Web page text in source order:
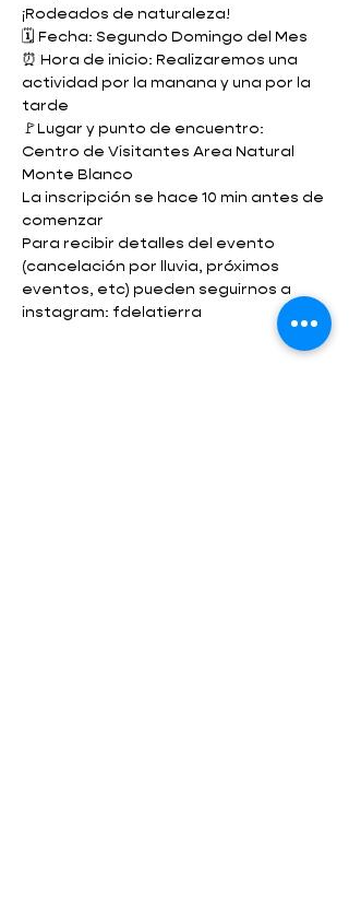
¡Rodeados de naturaleza!
🗓️ Fecha: Segundo Domingo del Mes
⏰ Hora de inicio: Realizaremos una
actividad por la manana y una por la
tarde
🚩Lugar y punto de encuentro:
Centro de Visitantes Area Natural
Monte Blanco
La inscripción se hace 10 min antes de
comenzar
Para recibir detalles del evento
(cancelación por lluvia, próximos
eventos, etc) pueden seguirnos a
instagram: fdelatierra